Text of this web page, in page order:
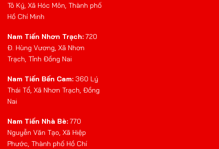
Tô Ký, Xã Hóc Môn, Thành phố
Hồ Chí Minh
Nam Tiến Nhơn Trạch: 720
Đ. Hùng Vương, Xã Nhơn
Trạch, Tỉnh Đồng Nai
Nam Tiến Bến Cam: 360 Lý
Thái Tổ, Xã Nhơn Trạch, Đồng
Nai
Nam Tiến Nhà Bè: 770
Nguyễn Văn Tạo, Xã Hiệp
Phước, Thành phố Hồ Chí